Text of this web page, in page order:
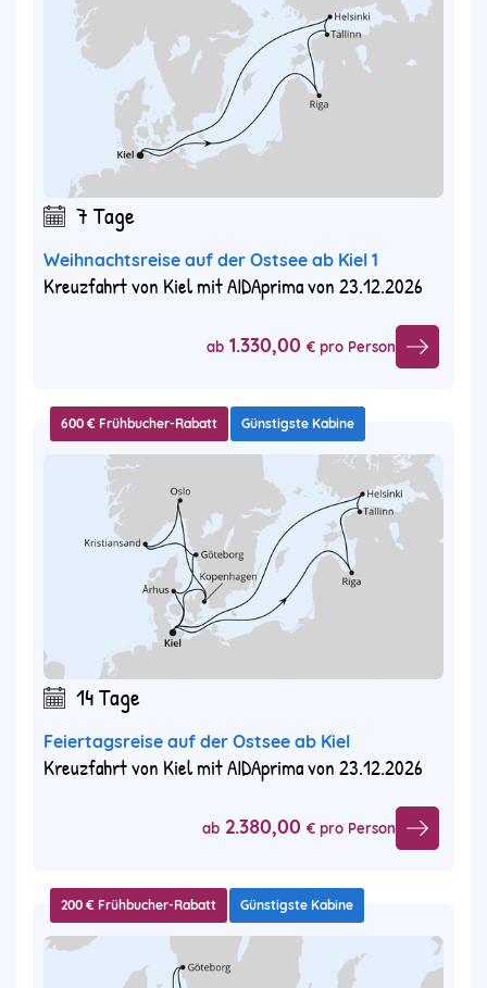
7 Tage
Weihnachtsreise auf der Ostsee ab Kiel 1
Kreuzfahrt von Kiel mit AIDAprima von 23.12.2026
ab 1.330,00 € pro Person
600 € Frühbucher-Rabatt Günstigste Kabine
14 Tage
Feiertagsreise auf der Ostsee ab Kiel
Kreuzfahrt von Kiel mit AIDAprima von 23.12.2026
ab 2.380,00 € pro Person
200 € Frühbucher-Rabatt Günstigste Kabine